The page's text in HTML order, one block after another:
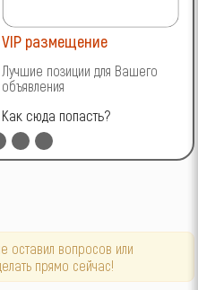
VIP размещение
Лучшие позиции для Вашего
объявления
Как сюда попасть?
оставил вопросов или
прямо сейчас!